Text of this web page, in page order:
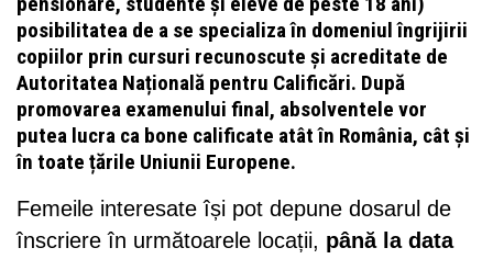
posibilitatea de a se specializa în domeniul îngrijirii
copiilor prin cursuri recunoscute și acreditate de
Autoritatea Națională pentru Calificări. După
promovarea examenului final, absolventele vor
putea lucra ca bone calificate atât în România, cât și
în toate țările Uniunii Europene.
Femeile interesate își pot depune dosarul de
înscriere în următoarele locații, până la data